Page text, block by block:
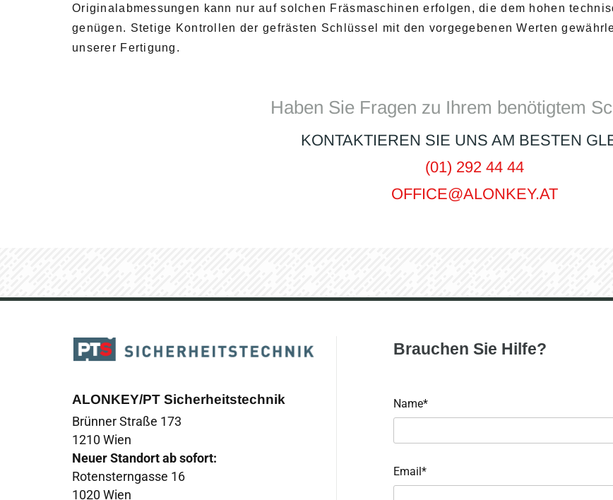
Originalabmessungen kann nur auf solchen Fräsmaschinen erfolgen, die dem hohen
genügen. Stetige Kontrollen der gefrästen Schlüssel mit den vorgegebenen Werten
unserer Fertigung.
Haben Sie Fragen zu Ihrem benötigtem
KONTAKTIEREN SIE UNS AM BESTEN
(01) 292 44 44
OFFICE@ALONKEY.AT
ALONKEY/PT Sicherheitstechnik
Brünner Straße 173
1210 Wien
Neuer Standort ab sofort:
Rotensterngasse 16
1020 Wien
Brauchen Sie Hilfe?
Name*
Email*